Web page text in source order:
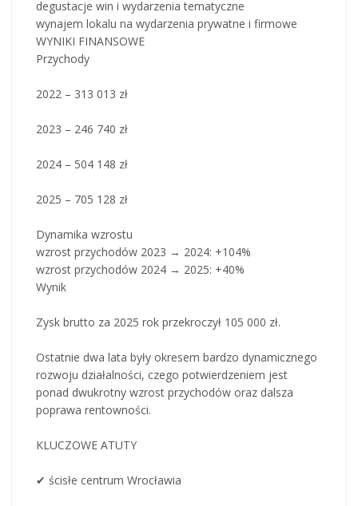
degustacje win i wydarzenia tematyczne
wynajem lokalu na wydarzenia prywatne i firmowe
WYNIKI FINANSOWE
Przychody
2022 – 313 013 zł
2023 – 246 740 zł
2024 – 504 148 zł
2025 – 705 128 zł
Dynamika wzrostu
wzrost przychodów 2023 → 2024: +104%
wzrost przychodów 2024 → 2025: +40%
Wynik
Zysk brutto za 2025 rok przekroczył 105 000 zł.
Ostatnie dwa lata były okresem bardzo dynamicznego
rozwoju działalności, czego potwierdzeniem jest
ponad dwukrotny wzrost przychodów oraz dalsza
poprawa rentowności.
KLUCZOWE ATUTY
✔ ścisłe centrum Wrocławia